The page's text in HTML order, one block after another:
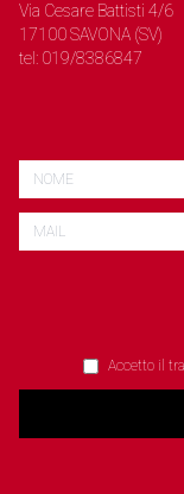
Via Cesare Battisti 4/6
17100 SAVONA (SV)
tel: 019/8386847
Accetto il